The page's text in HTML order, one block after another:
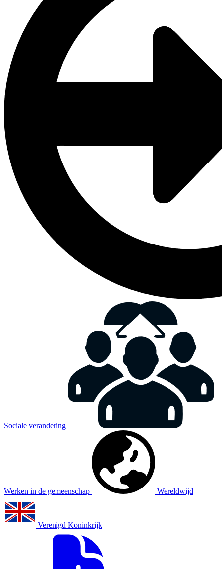
Sociale verandering
Werken in de gemeenschap Wereldwijd
Verenigd Koninkrijk